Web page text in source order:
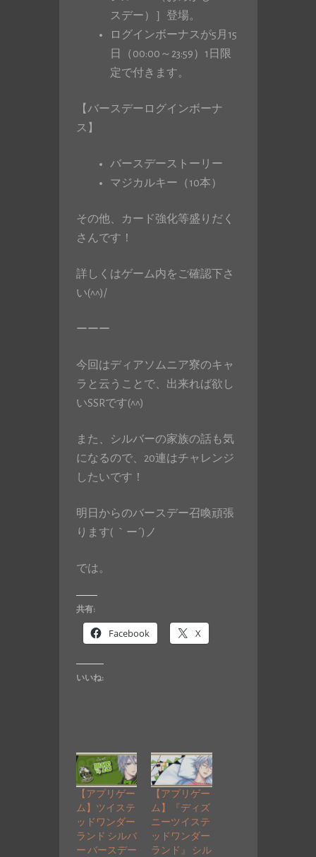
スデー）］登場。
ログインボーナスが5月15
日（00:00～23:59）1日限
定で付きます。
【バースデーログインボーナ
ス】
バースデーストーリー
マジカルキー（10本）
その他、カード強化等盛りだく
さんです！
詳しくはゲーム内をご確認下さ
い(^^)/
ーーー
今回はディアソムニア寮のキャ
ラと云うことで、出来れば欲し
いSSRです(^^)
また、シルバーの家族の話も気
になるので、20連はチャレンジ
したいです！
明日からのバースデー召喚頑張
ります( ｀ー´)ノ
では。
共有:
Facebook X
いいね:
【アプリゲー
ム】ツイステ
ッドワンダー
ランド シルバ
ー バースデー
【アプリゲー
ム】『ディズ
ニーツイステ
ッドワンダー
ランド』 シル